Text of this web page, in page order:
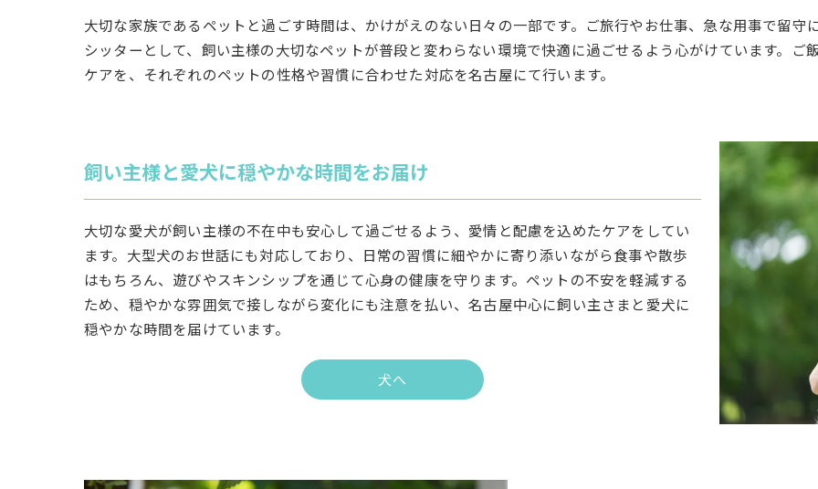
大切な家族であるペットと過ごす時間は、かけがえのない日々の一部です。ご旅行やお仕事、急な用事で留
シッターとして、飼い主様の大切なペットが普段と変わらない環境で快適に過ごせるよう心がけています。
ケアを、それぞれのペットの性格や習慣に合わせた対応を名古屋にて行います。
飼い主様と愛犬に穏やかな時間をお届け
大切な愛犬が飼い主様の不在中も安心して過ごせるよう、愛情と配慮を込めたケアをしてい
ます。大型犬のお世話にも対応しており、日常の習慣に細やかに寄り添いながら食事や散歩
はもちろん、遊びやスキンシップを通じて心身の健康を守ります。ペットの不安を軽減する
ため、穏やかな雰囲気で接しながら変化にも注意を払い、名古屋中心に飼い主さまと愛犬に
穏やかな時間を届けています。
犬へ